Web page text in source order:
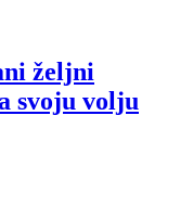
željni
svoju volju